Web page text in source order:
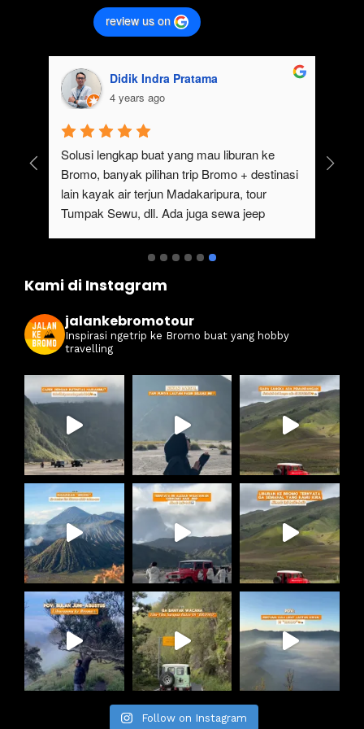
review us on
Didik Indra Pratama
4 years ago
Solusi lengkap buat yang mau liburan ke
Bromo, banyak pilihan trip Bromo + destinasi
lain kayak air terjun Madakaripura, tour
Tumpak Sewu, dll. Ada juga sewa jeep
Kami di Instagram
jalankebromotour
Inspirasi ngetrip ke Bromo buat yang hobby
travelling
Follow on Instagram